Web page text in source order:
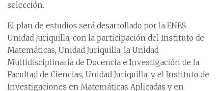
selección.
El plan de estudios será desarrollado por la ENES
Unidad Juriquilla, con la participación del Instituto de
Matemáticas, Unidad Juriquilla; la Unidad
Multidisciplinaria de Docencia e Investigación de la
Facultad de Ciencias, Unidad Juriquilla; y el Instituto de
Investigaciones en Matemáticas Aplicadas y en